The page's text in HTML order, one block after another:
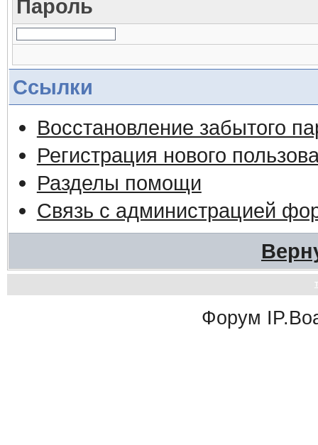
Пароль
Ссылки
Восстановление забытого
Регистрация нового
Разделы помощи
Связь с администрацией
Форум